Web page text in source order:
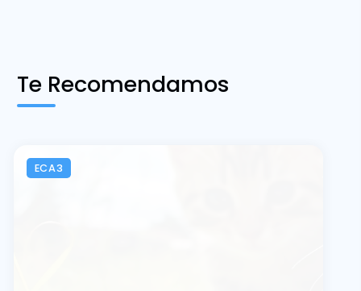
Te Recomendamos
ECA3